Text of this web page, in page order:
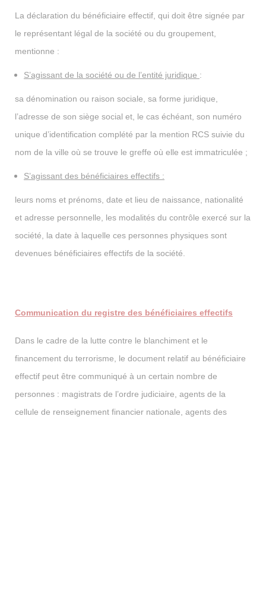
La déclaration du bénéficiaire effectif, qui doit être signée par
le représentant légal de la société ou du groupement,
mentionne :
S’agissant de la société ou de l’entité juridique :
sa dénomination ou raison sociale, sa forme juridique,
l’adresse de son siège social et, le cas échéant, son numéro
unique d’identification complété par la mention RCS suivie du
nom de la ville où se trouve le greffe où elle est immatriculée ;
S’agissant des bénéficiaires effectifs :
leurs noms et prénoms, date et lieu de naissance, nationalité
et adresse personnelle, les modalités du contrôle exercé sur la
société, la date à laquelle ces personnes physiques sont
devenues bénéficiaires effectifs de la société.
Communication du registre des bénéficiaires effectifs
Dans le cadre de la lutte contre le blanchiment et le
financement du terrorisme, le document relatif au bénéficiaire
effectif peut être communiqué à un certain nombre de
personnes : magistrats de l’ordre judiciaire, agents de la
cellule de renseignement financier nationale, agents des